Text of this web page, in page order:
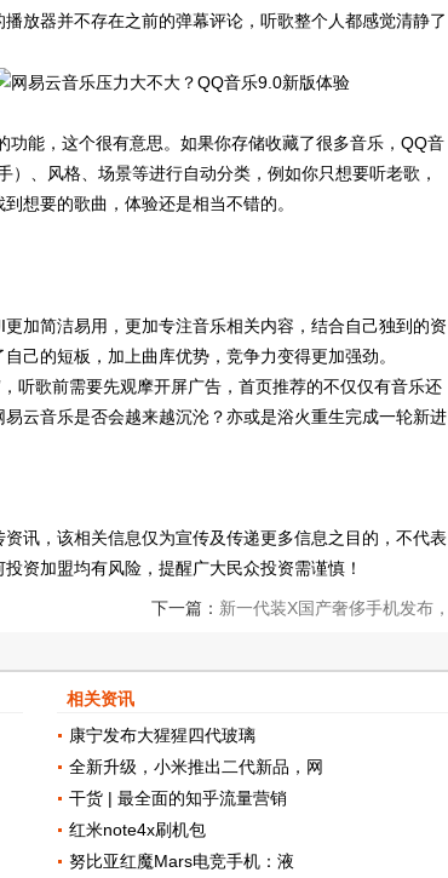
放器并不存在之前的弹幕评论，听歌整个人都感觉清静了
功能，这个很有意思。如果你存储收藏了很多音乐，QQ音
、风格、场景等进行自动分类，例如你只想要听老歌，
想要的歌曲，体验还是相当不错的。
加简洁易用，更加专注音乐相关内容，结合自己独到的资
己的短板，加上曲库优势，竞争力变得更加强劲。
听歌前需要先观摩开屏广告，首页推荐的不仅仅有音乐还
云音乐是否会越来越沉沦？亦或是浴火重生完成一轮新进
讯，该相关信息仅为宣传及传递更多信息之目的，不代表
资加盟均有风险，提醒广大民众投资需谨慎！
下一篇： 新一代装X国产奢侈手机发布，
相关资讯
康宁发布大猩猩四代玻璃
全新升级，小米推出二代新品，网
干货 | 最全面的知乎流量营销
红米note4x刷机包
努比亚红魔Mars电竞手机：液